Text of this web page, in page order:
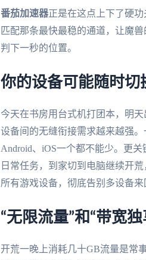
番茄加速器正是在这点上下了硬
匹配那条最快最稳的通道，让魔
判下一秒的位置。
你的设备可能随时切
今天在书房用台式机打团本，明天
设备间的无缝衔接需求越来越强。
Android、iOS一个都不能少。更
日常任务，到家切到电脑继续开
所有游戏设备，彻底告别多设备来
“无限流量”和“带宽
开荒一晚上消耗几十GB流量是常